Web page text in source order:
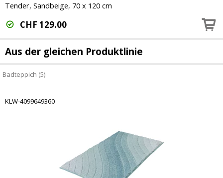
Tender, Sandbeige, 70 x 120 cm
CHF 129.00
Aus der gleichen Produktlinie
Badteppich (5)
KLW-4099649360